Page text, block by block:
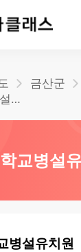
블로그
금산군
신대초등학교병설유치원
교병설
병설유치원